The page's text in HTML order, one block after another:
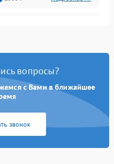
2100 ₽ Подробнее →
1700 ₽
вопросы?
с Вами в ближайшее
звонок